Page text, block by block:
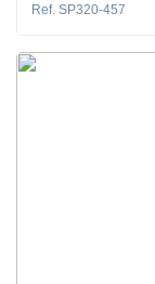
Ref. SP320-457